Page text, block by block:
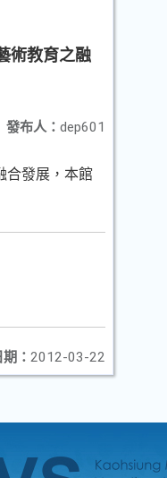
術教育之融
發布人： dep601
合發展，本館
： 2012-03-22